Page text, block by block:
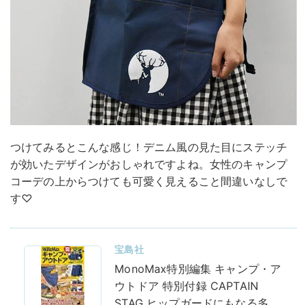
つけてみるとこんな感じ！デニム風の見た目にステッチ
が効いたデザインがおしゃれですよね。女性のキャンプ
コーデの上からつけても可愛く見えること間違いなしで
す♡
宝島社
MonoMax特別編集 キャンプ・ア
ウトドア 特別付録 CAPTAIN